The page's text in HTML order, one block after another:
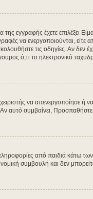
εγγραφής έχετε επιλέξει
να ενεργοποιούνται, είτε
τις οδηγίες. Αν δεν
ό,τι το ηλεκτρονικό
να απενεργοποίησε ή
αυτό συμβαίνει, Προσπαθήστε
από παιδιά κάτω
συμβουλή και δεν μπορείτε